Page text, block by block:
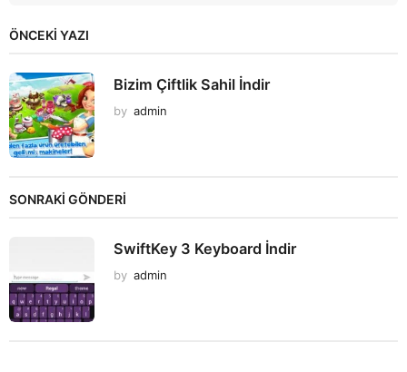
ÖNCEKI YAZI
Bizim Çiftlik Sahil İndir
by admin
SONRAKİ GÖNDERİ
SwiftKey 3 Keyboard İndir
by admin